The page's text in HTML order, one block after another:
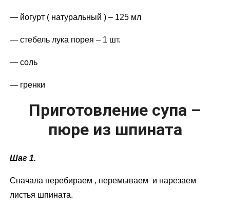
— йогурт ( натуральный ) – 125 мл
— стебель лука порея – 1 шт.
— соль
— гренки
Приготовление супа –
пюре из шпината
Шаг 1.
Сначала перебираем , перемываем и нарезаем
листья шпината.